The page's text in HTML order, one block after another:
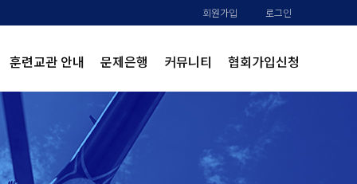
회원가입 로그인
훈련교관 안내 문제은행 커뮤니티 협회가입신청